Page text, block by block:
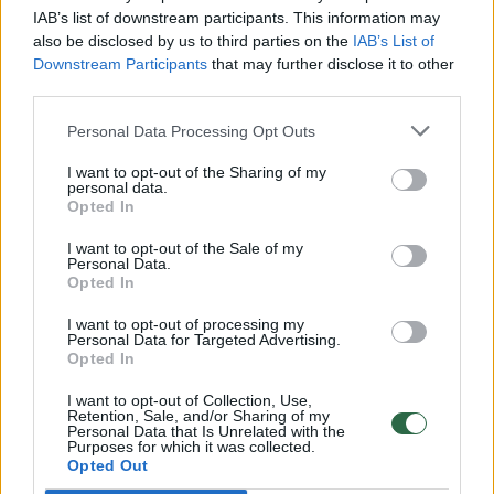
IAB’s list of downstream participants. This information may
also be disclosed by us to third parties on the IAB’s List of
Downstream Participants that may further disclose it to other
Personal Data Processing Opt Outs
I want to opt-out of the Sharing of my
personal data.
Opted In
I want to opt-out of the Sale of my
Personal Data.
Opted In
I want to opt-out of processing my
Personal Data for Targeted Advertising.
Opted In
I want to opt-out of Collection, Use,
Retention, Sale, and/or Sharing of my
Personal Data that Is Unrelated with the
Purposes for which it was collected.
Opted Out
00:00:30
Vaizdai iš tragiškos avarijos Vilniaus r.: dviejų moterų ir
vaiko gyvybių išgelbėti nepavyko
32 laipsnių šilumos
V. Zalužno pasisakymą laiko bandymu įsitvirtinti
Ukrainos politikoje: jis yra neteisus
Laidos | Nauja diena
00:00:57
Sinoptikai atsakė, kokiais orais užbaigsime darbo
savaitę: karščiai atsitrauks